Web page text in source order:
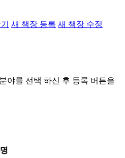
새 책장 등록 새 책장 수정
야를 선택 하신 후 등록 버튼을